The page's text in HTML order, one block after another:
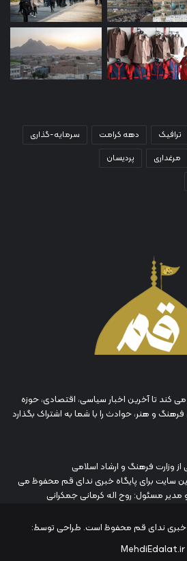
ترافیک دهه کرامت
سرمایه-گذاری
مرغداری
پردیسان
کند تا آخرین اخبار سیاسی، اقتصادی، حوزه
و هنر، حوادث را با شما به اشتراک بگذارد
وزارت فرهنگ و ارشاد اسلامی
سایت برای پایگاه خبری ندای قم محفوظ می
مدیر مسئول: روح اله کرمانی جمکرانی
خبری ندای قم محفوظ است. طراحی توسط:
MehdiEdalat.ir